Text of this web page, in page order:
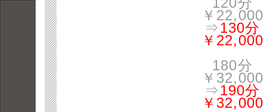
￥22,000
⇒130分
￥22,000
180分
￥32,000
⇒190分
￥32,000